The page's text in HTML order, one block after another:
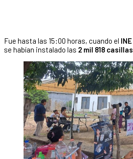
Fue hasta las 15:00 horas, cuando el INE
se habían instalado las 2 mil 818 casillas